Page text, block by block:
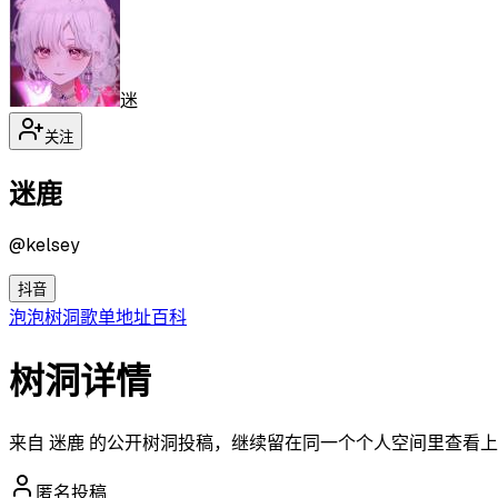
迷
关注
迷鹿
@kelsey
抖音
泡泡树洞歌单地址百科
树洞详情
来自 迷鹿 的公开树洞投稿，继续留在同一个个人空间里查看
匿名投稿